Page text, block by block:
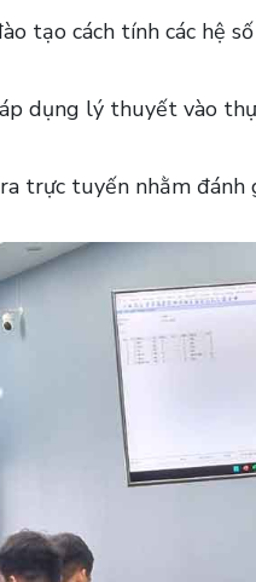
tạo cách tính các hệ
dụng lý thuyết vào
trực tuyến nhằm đánh